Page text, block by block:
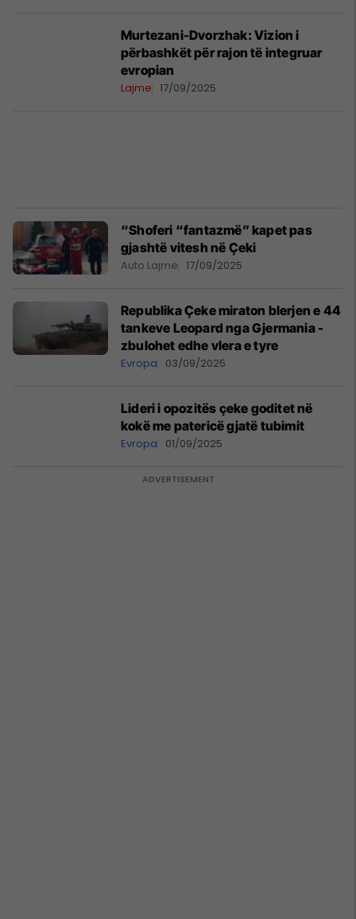
Murtezani-Dvorzhak: Vizion i
përbashkët për rajon të integruar
evropian
Lajme 17/09/2025
“Shoferi “fantazmë” kapet pas
gjashtë vitesh në Çeki
Auto Lajme 17/09/2025
Republika Çeke miraton blerjen e 44
tankeve Leopard nga Gjermania -
zbulohet edhe vlera e tyre
Evropa 03/09/2025
Lideri i opozitës çeke goditet në
kokë me patericë gjatë tubimit
Evropa 01/09/2025